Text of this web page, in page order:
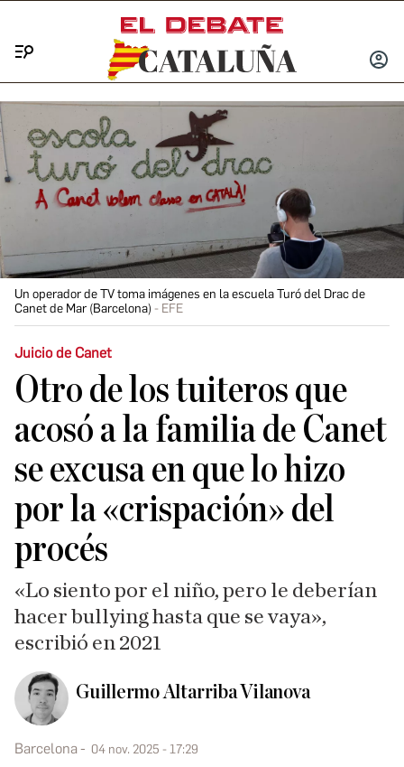
INICIAR
Un operador de TV toma imágenes en la escuela Turó del Drac de
Canet de Mar (Barcelona)
EFE
Juicio de Canet
Otro de los tuiteros que
acosó a la familia de Canet
se excusa en que lo hizo
por la «crispación» del
procés
«Lo siento por el niño, pero le deberían
hacer bullying hasta que se vaya»,
escribió en 2021
Guillermo Altarriba Vilanova
Barcelona 04 nov. 2025 - 17:29